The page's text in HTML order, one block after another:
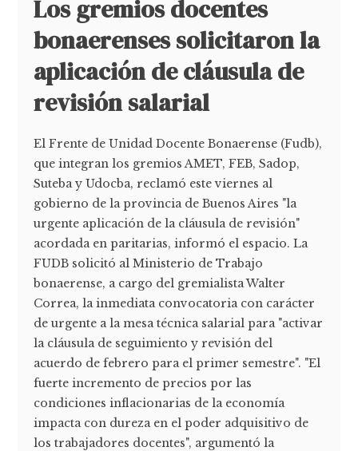
Los gremios docentes
bonaerenses solicitaron la
aplicación de cláusula de
revisión salarial
El Frente de Unidad Docente Bonaerense (Fudb),
que integran los gremios AMET, FEB, Sadop,
Suteba y Udocba, reclamó este viernes al
gobierno de la provincia de Buenos Aires "la
urgente aplicación de la cláusula de revisión"
acordada en paritarias, informó el espacio. La
FUDB solicitó al Ministerio de Trabajo
bonaerense, a cargo del gremialista Walter
Correa, la inmediata convocatoria con carácter
de urgente a la mesa técnica salarial para "activar
la cláusula de seguimiento y revisión del
acuerdo de febrero para el primer semestre". "El
fuerte incremento de precios por las
condiciones inflacionarias de la economía
impacta con dureza en el poder adquisitivo de
los trabajadores docentes", argumentó la